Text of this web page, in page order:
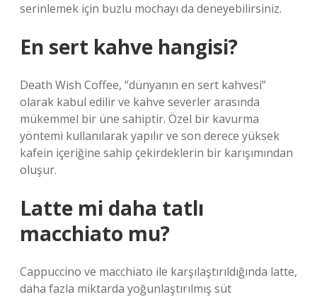
serinlemek için buzlu mochayı da deneyebilirsiniz.
En sert kahve hangisi?
Death Wish Coffee, “dünyanın en sert kahvesi”
olarak kabul edilir ve kahve severler arasında
mükemmel bir üne sahiptir. Özel bir kavurma
yöntemi kullanılarak yapılır ve son derece yüksek
kafein içeriğine sahip çekirdeklerin bir karışımından
oluşur.
Latte mi daha tatlı
macchiato mu?
Cappuccino ve macchiato ile karşılaştırıldığında latte,
daha fazla miktarda yoğunlaştırılmış süt